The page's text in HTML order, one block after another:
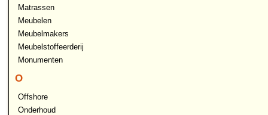
Matrassen
Meubelen
Meubelmakers
Meubelstoffeerderij
Monumenten
O
Offshore
Onderhoud